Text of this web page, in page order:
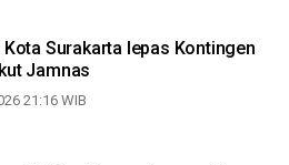
Kota Surakarta lepas Kontingen
Jamnas
21:16 WIB